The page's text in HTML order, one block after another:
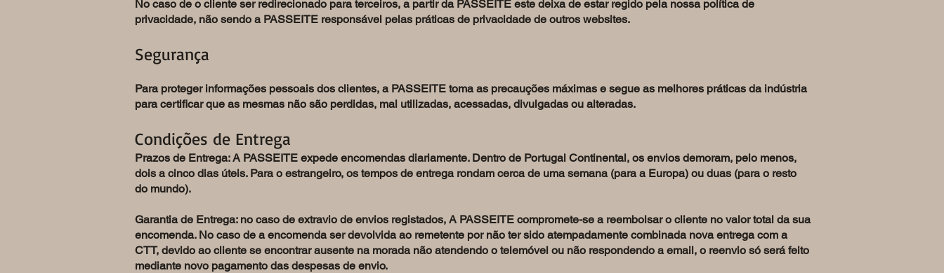
No caso de o cliente ser redirecionado para terceiros, a partir da PASSEITE este deixa de estar regido pela nossa política de
privacidade, não sendo a PASSEITE responsável pelas práticas de privacidade de outros websites.
Segurança
Para proteger informações pessoais dos clientes, a PASSEITE toma as precauções máximas e segue as melhores práticas da indústria
para certificar que as mesmas não são perdidas, mal utilizadas, acessadas, divulgadas ou alteradas.
Condições de Entrega
Prazos de Entrega: A PASSEITE expede encomendas diariamente. Dentro de Portugal Continental, os envios demoram, pelo menos,
dois a cinco dias úteis. Para o estrangeiro, os tempos de entrega rondam cerca de uma semana (para a Europa) ou duas (para o resto
do mundo).
Garantia de Entrega: no caso de extravio de envios registados, A PASSEITE compromete-se a reembolsar o cliente no valor total da sua
encomenda. No caso de a encomenda ser devolvida ao remetente por não ter sido atempadamente combinada nova entrega com a
CTT, devido ao cliente se encontrar ausente na morada não atendendo o telemóvel ou não respondendo a email, o reenvio só será feito
mediante novo pagamento das despesas de envio.